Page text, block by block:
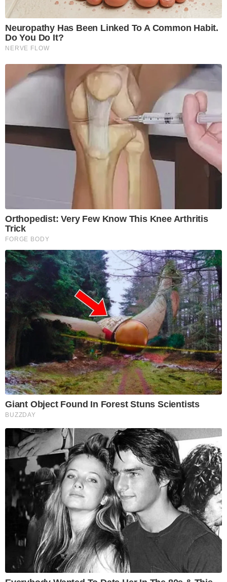
Neuropathy Has Been Linked To A Common Habit.
Do You Do It?
NERVE FLOW
Orthopedist: Very Few Know This Knee Arthritis
Trick
FORGE BODY
Giant Object Found In Forest Stuns Scientists
BUZZDAY